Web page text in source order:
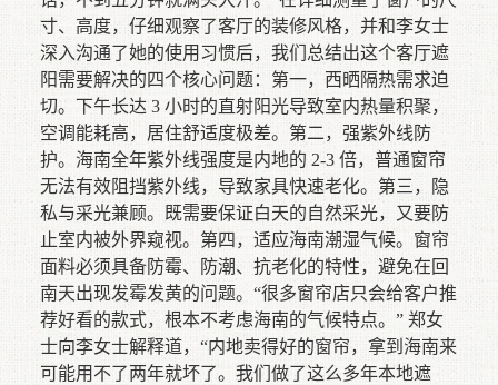
寸、高度，仔细观察了客厅的装修风格，并和李女士
深入沟通了她的使用习惯后，我们总结出这个客厅遮
阳需要解决的四个核心问题：第一，西晒隔热需求迫
切。下午长达 3 小时的直射阳光导致室内热量积聚，
空调能耗高，居住舒适度极差。第二，强紫外线防
护。海南全年紫外线强度是内地的 2-3 倍，普通窗帘
无法有效阻挡紫外线，导致家具快速老化。第三，隐
私与采光兼顾。既需要保证白天的自然采光，又要防
止室内被外界窥视。第四，适应海南潮湿气候。窗帘
面料必须具备防霉、防潮、抗老化的特性，避免在回
南天出现发霉发黄的问题。“很多窗帘店只会给客户推
荐好看的款式，根本不考虑海南的气候特点。” 郑女
士向李女士解释道，“内地卖得好的窗帘，拿到海南来
可能用不了两年就坏了。我们做了这么多年本地遮